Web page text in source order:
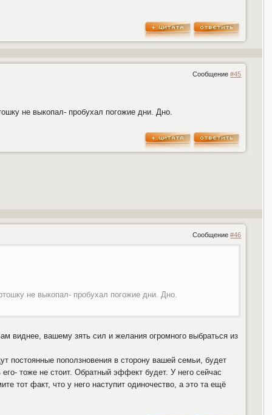
Сообщение#45
не выкопал- пробухал погожие дни. Дно.
Сообщение#46
не выкопал- пробухал погожие дни. Дно.
виднее, вашему зять сил и желания огромного выбраться из
постоянные поползновения в сторону вашей семьи, будет
тоже не стоит. Обратный эффект будет. У него сейчас
тот факт, что у него наступит одиночество, а это та ещё